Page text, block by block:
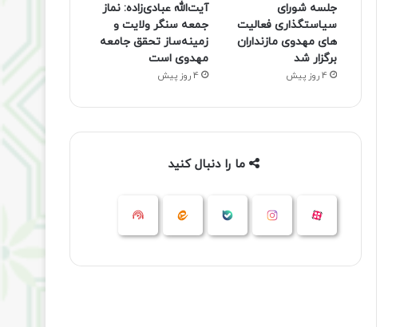
جلسه شورای
سیاستگذاری فعالیت
های مهدوی مازنداران
برگزار شد
4 روز پیش
آیت‌الله عبادی‌زاده: نماز
جمعه سنگر ولایت و
زمینه‌ساز تحقق جامعه
مهدوی است
4 روز پیش
ما را دنبال کنید
آپارات اینستاگرام ایتا